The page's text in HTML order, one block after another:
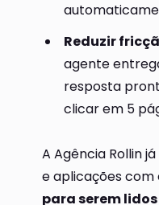
Reduzir
agente
resposta
clicar em 5
A Agência Rollin
e aplicações com
para serem